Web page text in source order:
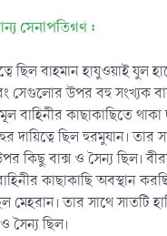
সেনাপতিগণ :
ছিল বাহমান হাযুওয়াই যুল
সেগুলোর উপর বহু সংখ্যক
বাহিনীর কাছাকাছিতে থাকা
দায়িত্বে ছিল হুরমুযান। তার
কিছু বাক্স ও সৈন্য ছিল।
কাছাকাছি অবস্থান
মেহরান। তার সাথে সাতটি
ছিল।